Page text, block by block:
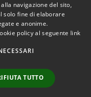
© 2026 • Comune di
Silvi • Powered by
redazione
navigazione del sito,
solo fine di elaborare
e anonime.
policy al seguente link
TUTTO